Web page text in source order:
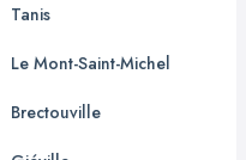
Tanis
Le Mont-Saint-Michel
Brectouville